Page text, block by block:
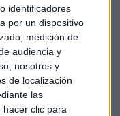
identificadores
por un dispositivo
medición de
audiencia y
nosotros y
de localización
las
clic para
de los
que la
9 horas de sueño
en Estados